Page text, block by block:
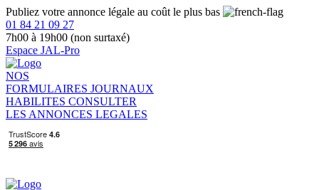
Publiez votre annonce légale au coût le plus bas
01 84 21 09 27
7h00 à 19h00 (non surtaxé)
Espace JAL-Pro
NOS
FORMULAIRES JOURNAUX
HABILITES CONSULTER
LES ANNONCES LEGALES